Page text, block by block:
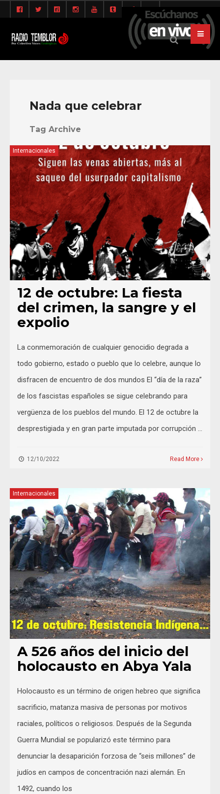
Nada que celebrar
Tag Archive
Internacionales
12 de octubre: La fiesta
del crimen, la sangre y el
expolio
La conmemoración de cualquier genocidio degrada a
todo gobierno, estado o pueblo que lo celebre, aunque lo
disfracen de encuentro de dos mundos El “día de la raza”
de los fascistas españoles se sigue celebrando para
vergüenza de los pueblos del mundo. El 12 de octubre la
desprestigiada y en gran parte imputada por corrupción …
12/10/2022 Read More
Internacionales
A 526 años del inicio del
holocausto en Abya Yala
Holocausto es un término de origen hebreo que significa
sacrificio, matanza masiva de personas por motivos
raciales, políticos o religiosos. Después de la Segunda
Guerra Mundial se popularizó este término para
denunciar la desaparición forzosa de “seis millones” de
judíos en campos de concentración nazi alemán. En
1492, cuando los